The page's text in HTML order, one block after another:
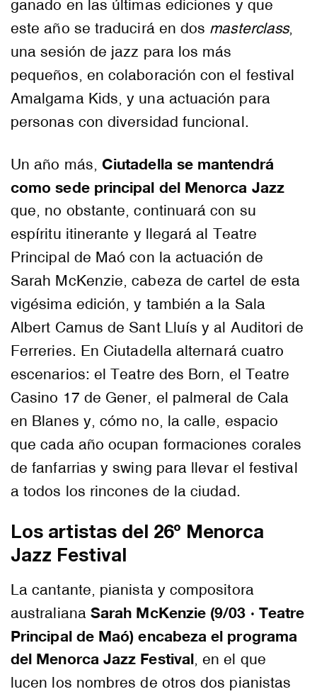
ganado en las últimas ediciones y que
este año se traducirá en dos masterclass,
una sesión de jazz para los más
pequeños, en colaboración con el festival
Amalgama Kids, y una actuación para
personas con diversidad funcional.
Un año más, Ciutadella se mantendrá
como sede principal del Menorca Jazz
que, no obstante, continuará con su
espíritu itinerante y llegará al Teatre
Principal de Maó con la actuación de
Sarah McKenzie, cabeza de cartel de esta
vigésima edición, y también a la Sala
Albert Camus de Sant Lluís y al Auditori de
Ferreries. En Ciutadella alternará cuatro
escenarios: el Teatre des Born, el Teatre
Casino 17 de Gener, el palmeral de Cala
en Blanes y, cómo no, la calle, espacio
que cada año ocupan formaciones corales
de fanfarrias y swing para llevar el festival
a todos los rincones de la ciudad.
Los artistas del 26º Menorca
Jazz Festival
La cantante, pianista y compositora
australiana Sarah McKenzie (9/03 · Teatre
Principal de Maó) encabeza el programa
del Menorca Jazz Festival, en el que
lucen los nombres de otros dos pianistas